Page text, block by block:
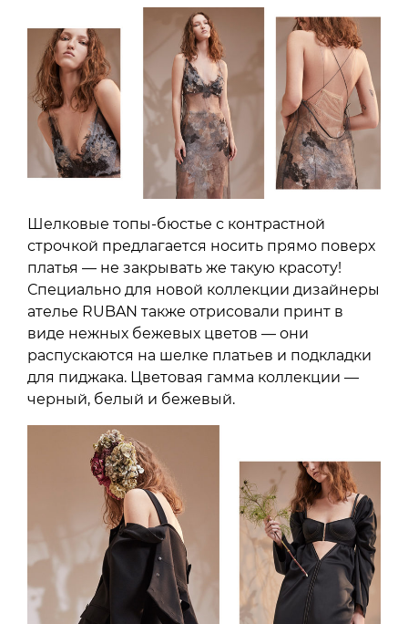
Шелковые топы-бюстье с контрастной
строчкой предлагается носить прямо поверх
платья — не закрывать же такую красоту!
Специально для новой коллекции дизайнеры
ателье RUBAN также отрисовали принт в
виде нежных бежевых цветов — они
распускаются на шелке платьев и подкладки
для пиджака. Цветовая гамма коллекции —
черный, белый и бежевый.